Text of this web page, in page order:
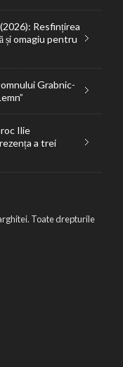
Resfințirea
și omagiu pentru
Grabnic-
Ilie
a trei
Toate drepturile